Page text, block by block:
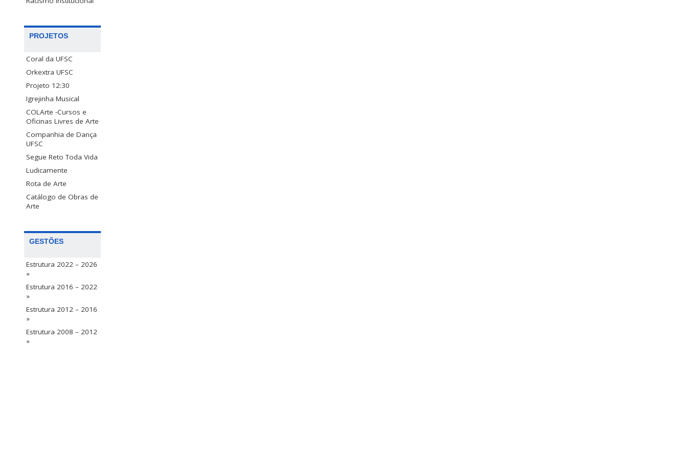
PROJETOS
Coral da UFSC
Orkextra UFSC
Projeto 12:30
Igrejinha Musical
COLArte -Cursos e
Oficinas Livres de Arte
Companhia de Dança
UFSC
Segue Reto Toda Vida
Ludicamente
Rota de Arte
Catálogo de Obras de
Arte
GESTÕES
Estrutura 2022 – 2026
»
Estrutura 2016 – 2022
»
Estrutura 2012 – 2016
»
Estrutura 2008 – 2012
»